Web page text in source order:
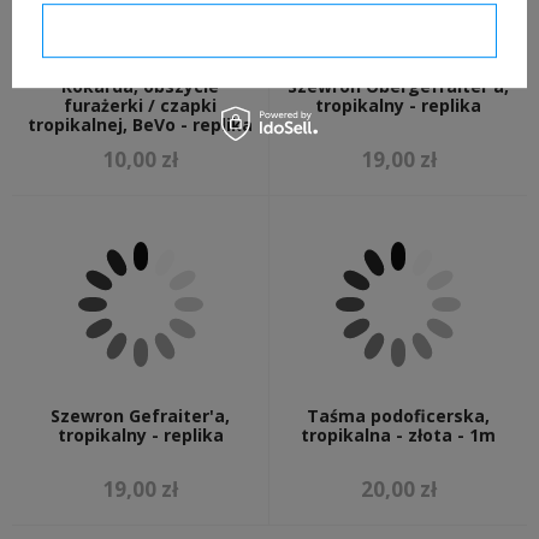
Kokarda, obszycie
furażerki / czapki
tropikalnej, BeVo - replika
10,00 zł
Szewron Obergefraiter'a,
tropikalny - replika
19,00 zł
Szewron Gefraiter'a,
tropikalny - replika
19,00 zł
Taśma podoficerska,
tropikalna - złota - 1m
20,00 zł